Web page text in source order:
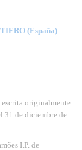
(España)
originalmente
31 de diciembre de
I.P. de